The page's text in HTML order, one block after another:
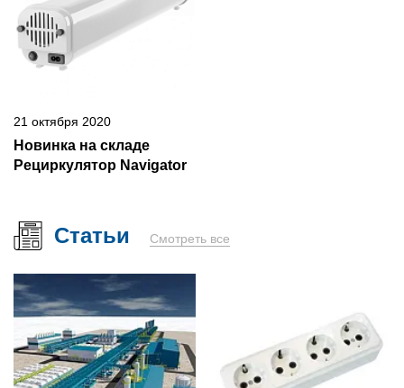
21 октября 2020
Новинка на складе
Рециркулятор Navigator
Статьи Смотреть все